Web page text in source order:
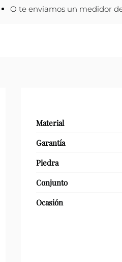
O te enviamos un medidor
Material
Garantía
Piedra
Conjunto
Ocasión